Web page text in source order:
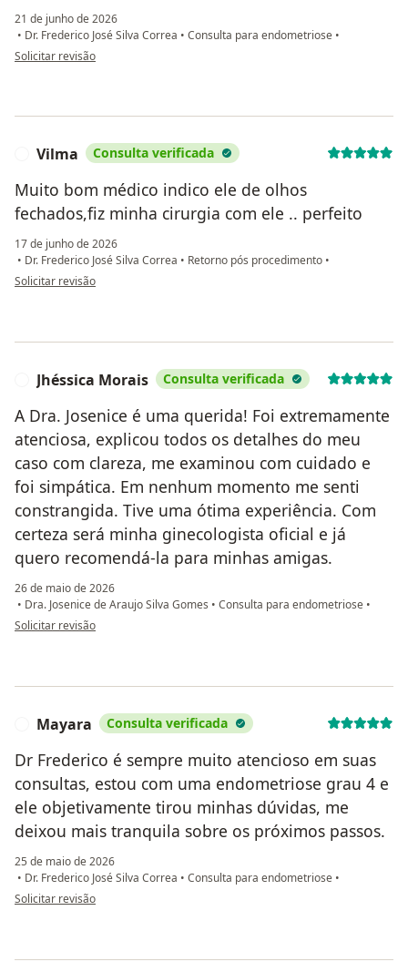
21 de junho de 2026
• Dr. Frederico José Silva Correa • Consulta para endometriose •
na opinião do utilizador Iamanda de S Almeida
Solicitar revisão
Vilma Consulta verificada
Muito bom médico indico ele de olhos
fechados,fiz minha cirurgia com ele .. perfeito
17 de junho de 2026
• Dr. Frederico José Silva Correa • Retorno pós procedimento •
na opinião do utilizador Vilma
Solicitar revisão
Jhéssica Morais Consulta verificada
A Dra. Josenice é uma querida! Foi extremamente
atenciosa, explicou todos os detalhes do meu
caso com clareza, me examinou com cuidado e
foi simpática. Em nenhum momento me senti
constrangida. Tive uma ótima experiência. Com
certeza será minha ginecologista oficial e já
quero recomendá-la para minhas amigas.
26 de maio de 2026
• Dra. Josenice de Araujo Silva Gomes • Consulta para endometriose •
na opinião do utilizador Jhéssica Morais
Solicitar revisão
Mayara Consulta verificada
Dr Frederico é sempre muito atencioso em suas
consultas, estou com uma endometriose grau 4 e
ele objetivamente tirou minhas dúvidas, me
deixou mais tranquila sobre os próximos passos.
25 de maio de 2026
• Dr. Frederico José Silva Correa • Consulta para endometriose •
na opinião do utilizador Mayara
Solicitar revisão